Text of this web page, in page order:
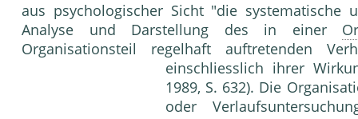
aus psychologischer Sicht "die systematische
Analyse und Darstellung des in einer
Organisationsteil regelhaft auftretenden
einschliesslich ihrer
1989, S. 632). Die
oder